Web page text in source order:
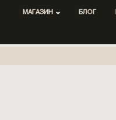
МАГАЗИН БЛОГ